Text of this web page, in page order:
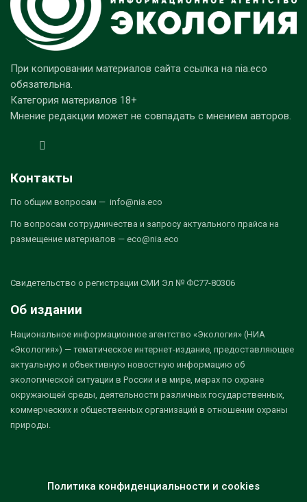
При копировании материалов сайта ссылка на nia.eco
обязательна.
Категория материалов 18+
Мнение редакции может не совпадать с мнением авторов.
Контакты
По общим вопросам — info@nia.eco
По вопросам сотрудничества и запросу актуального прайса на
размещение материалов — eco@nia.eco
Свидетельство о регистрации СМИ Эл № ФС77-80306
Об издании
Национальное информационное агентство «Экология» (НИА
«Экология») — тематическое интернет-издание, предоставляющее
актуальную и объективную новостную информацию об
экологической ситуации в России и в мире, мерах по охране
окружающей среды, деятельности различных государственных,
коммерческих и общественных организаций в отношении охраны
природы.
Политика конфиденциальности и cookies